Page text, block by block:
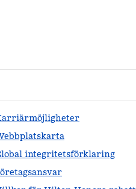
integritetsförklaring